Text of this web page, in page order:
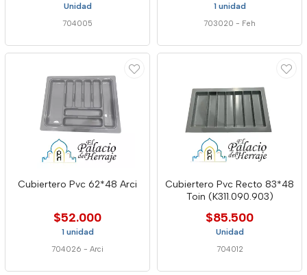
Unidad
704005
1 unidad
703020 - Feh
Cubiertero Pvc 62*48 Arci
$52.000
1 unidad
704026 - Arci
Cubiertero Pvc Recto 83*48
Toin (K311.090.903)
$85.500
Unidad
704012